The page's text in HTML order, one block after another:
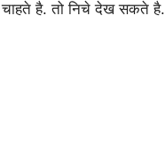
है. तो निचे देख सकते है.